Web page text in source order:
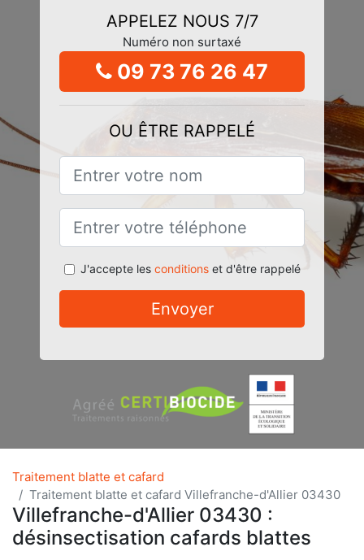
APPELEZ NOUS 7/7
Numéro non surtaxé
09 73 76 26 47
OU ÊTRE RAPPELÉ
J'accepte les conditionset d'être rappelé
Envoyer
Traitement blatte et cafard
Traitement blatte et cafard Villefranche-d'Allier 03430
Villefranche-d'Allier 03430 :
désinsectisation cafards blattes